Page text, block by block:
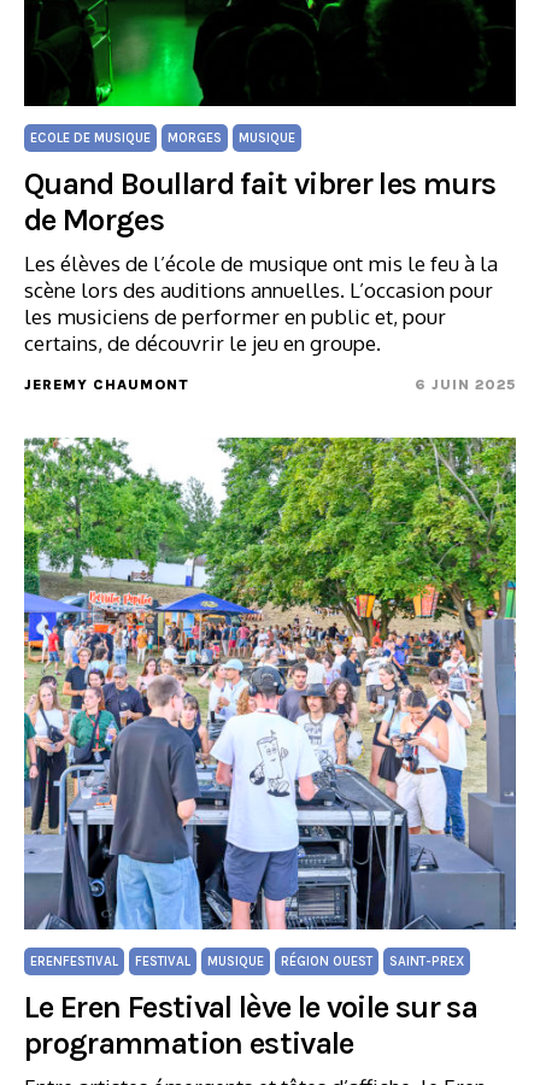
ECOLE DE MUSIQUE MORGES MUSIQUE
Quand Boullard fait vibrer les murs
de Morges
Les élèves de l’école de musique ont mis le feu à la
scène lors des auditions annuelles. L’occasion pour
les musiciens de performer en public et, pour
certains, de découvrir le jeu en groupe.
JEREMY CHAUMONT 6 JUIN 2025
ERENFESTIVAL FESTIVAL MUSIQUE RÉGION OUEST SAINT-PREX
Le Eren Festival lève le voile sur sa
programmation estivale